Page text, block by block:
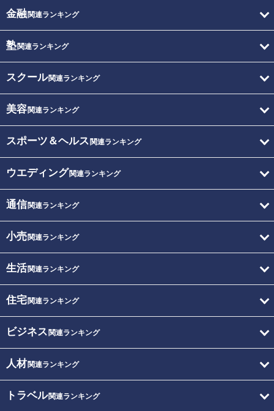
金融関連ランキング
塾関連ランキング
スクール関連ランキング
美容関連ランキング
スポーツ＆ヘルス 関連ランキング
ウエディング関連ランキング
通信関連ランキング
小売関連ランキング
生活関連ランキング
住宅関連ランキング
ビジネス 関連ランキング
人材関連ランキング
トラベル関連ランキング